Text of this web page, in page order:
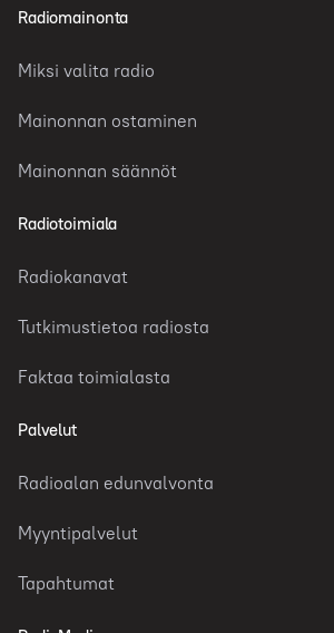
Radiomainonta
Miksi valita radio
Mainonnan ostaminen
Mainonnan säännöt
Radiotoimiala
Radiokanavat
Tutkimustietoa radiosta
Faktaa toimialasta
Palvelut
Radioalan edunvalvonta
Myyntipalvelut
Tapahtumat